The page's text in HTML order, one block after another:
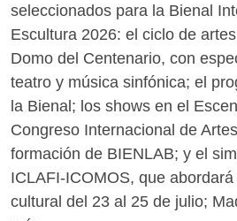
seleccionados para la Bienal
Escultura 2026: el ciclo de
Domo del Centenario, con
teatro y música sinfónica; el
la Bienal; los shows en el
Congreso Internacional de
formación de BIENLAB; y el
ICLAFI-ICOMOS, que
cultural del 23 al 25 de julio;